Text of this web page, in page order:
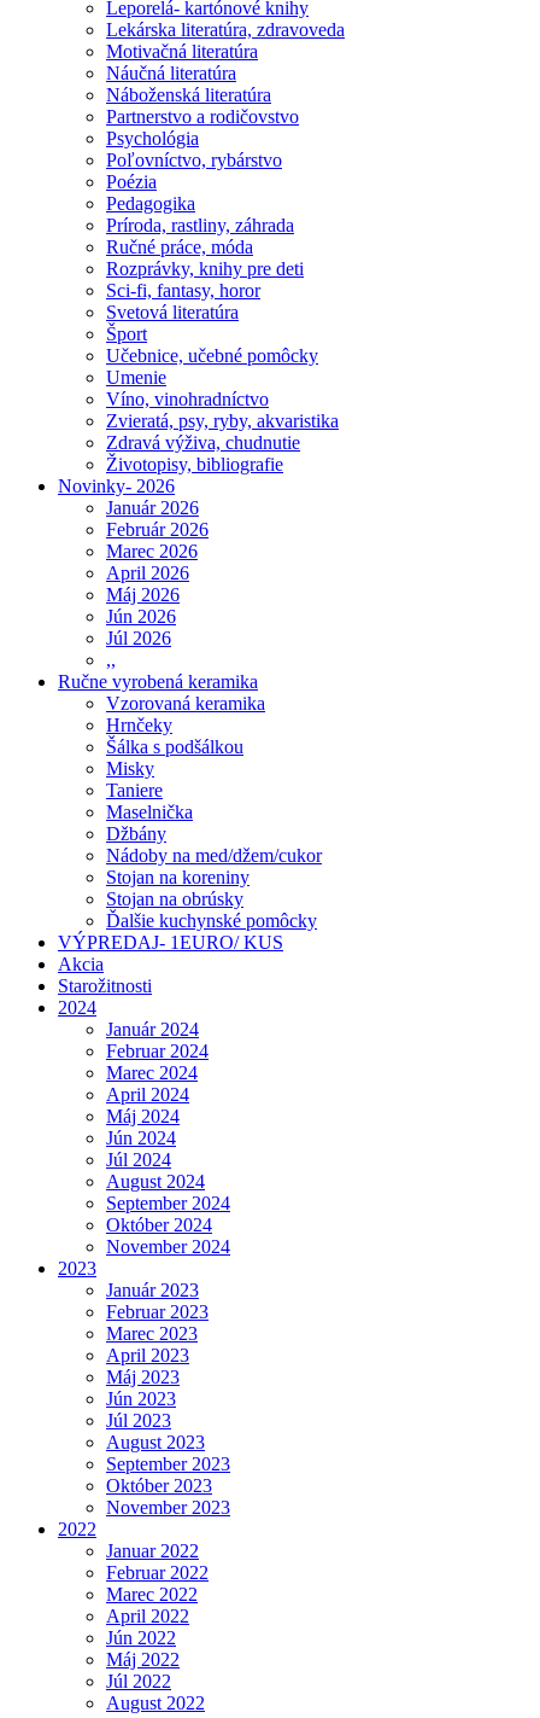
Leporelá- kartónové knihy
Lekárska literatúra, zdravoveda
Motivačná literatúra
Náučná literatúra
Náboženská literatúra
Partnerstvo a rodičovstvo
Psychológia
Poľovníctvo, rybárstvo
Poézia
Pedagogika
Príroda, rastliny, záhrada
Ručné práce, móda
Rozprávky, knihy pre deti
Sci-fi, fantasy, horor
Svetová literatúra
Šport
Učebnice, učebné pomôcky
Umenie
Víno, vinohradníctvo
Zvieratá, psy, ryby, akvaristika
Zdravá výživa, chudnutie
Životopisy, bibliografie
Novinky- 2026
Január 2026
Február 2026
Marec 2026
April 2026
Máj 2026
Jún 2026
Júl 2026
,,
Ručne vyrobená keramika
Vzorovaná keramika
Hrnčeky
Šálka s podšálkou
Misky
Taniere
Maselnička
Džbány
Nádoby na med/džem/cukor
Stojan na koreniny
Stojan na obrúsky
Ďalšie kuchynské pomôcky
VÝPREDAJ- 1EURO/ KUS
Akcia
Starožitnosti
2024
Január 2024
Februar 2024
Marec 2024
April 2024
Máj 2024
Jún 2024
Júl 2024
August 2024
September 2024
Október 2024
November 2024
2023
Január 2023
Februar 2023
Marec 2023
April 2023
Máj 2023
Jún 2023
Júl 2023
August 2023
September 2023
Október 2023
November 2023
2022
Januar 2022
Februar 2022
Marec 2022
April 2022
Jún 2022
Máj 2022
Júl 2022
August 2022